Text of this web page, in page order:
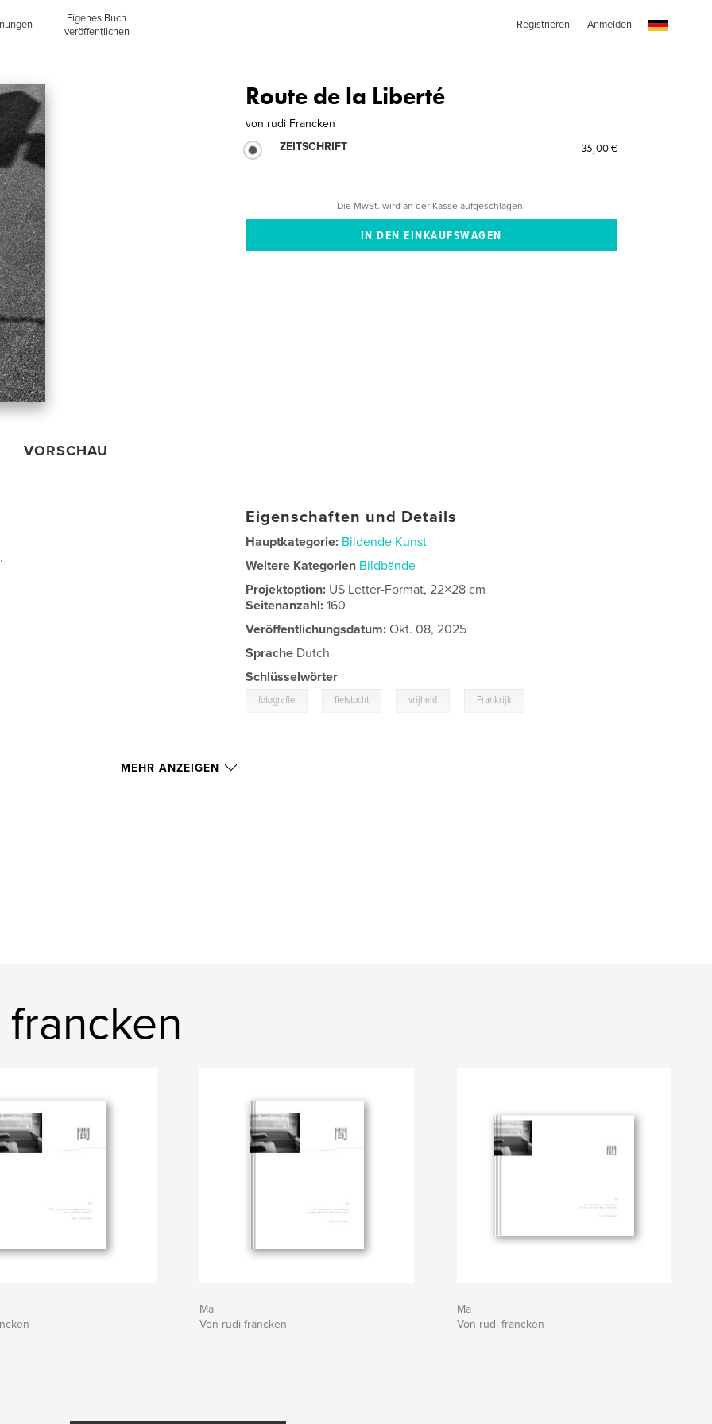
Eigenes Buch
veröffentlichen
Registrieren Anmelden
VORSCHAU
Route de la Liberté
von rudi Francken
ZEITSCHRIFT
35,00 €
Die MwSt. wird an der Kasse aufgeschlagen.
Eigenschaften und Details
Hauptkategorie: Bildende Kunst
Weitere Kategorien Bildbände
Projektoption: US Letter-Format, 22×28 cm
Seitenanzahl:160
Veröffentlichungsdatum: Okt. 08, 2025
Sprache Dutch
Schlüsselwörter
fotografie fietstocht vrijheid Frankrijk
MEHR ANZEIGEN
Ma
Von rudi francken
Ma
Von rudi francken